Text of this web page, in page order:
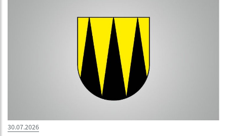
30.07.2026